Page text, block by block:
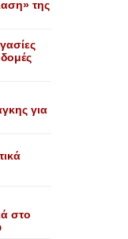
της
για
στο